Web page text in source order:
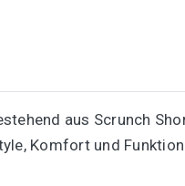
aus Scrunch
Komfort und